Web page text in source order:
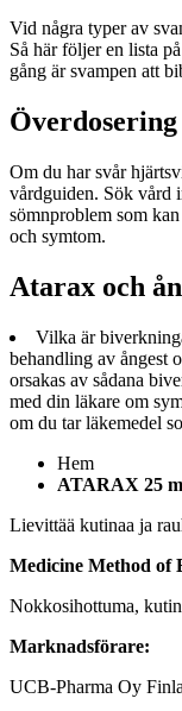
Vid några typer av
Så här följer en lista
gång är svampen att
Om du har svår
vårdguiden. Sök vård
sömnproblem som
och symtom.
Atarax och
Vilka är
behandling av ångest
orsakas av sådana
med din läkare om
om du tar läkemedel
Hem
ATARAX 25
Lievittää kutinaa ja
Medicine Method of
Nokkosihottuma,
Marknadsförare:
UCB-Pharma Oy